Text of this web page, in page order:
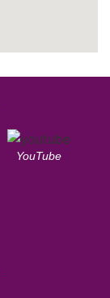
YouTube